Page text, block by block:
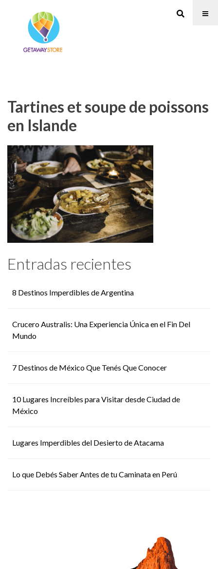
Tartines et soupe de poissons
en Islande
Entradas recientes
8 Destinos Imperdibles de Argentina
Crucero Australis: Una Experiencia Única en el Fin Del
Mundo
7 Destinos de México Que Tenés Que Conocer
10 Lugares Increíbles para Visitar desde Ciudad de
México
Lugares Imperdibles del Desierto de Atacama
Lo que Debés Saber Antes de tu Caminata en Perú